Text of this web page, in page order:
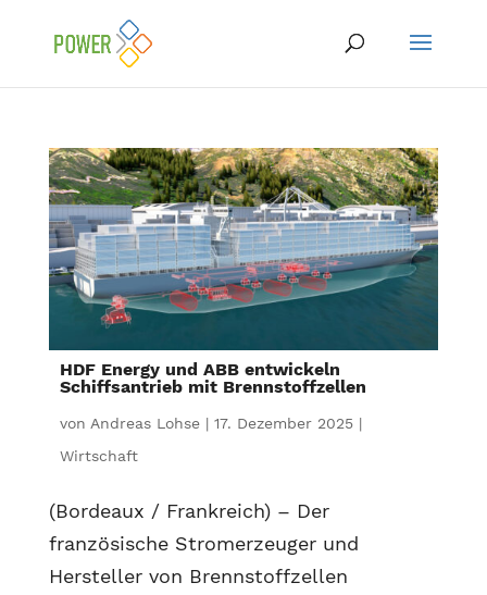
HDF Energy und ABB entwickeln
Schiffsantrieb mit Brennstoffzellen
von Andreas Lohse| 17. Dezember 2025|
Wirtschaft
(Bordeaux / Frankreich) – Der
französische Stromerzeuger und
Hersteller von Brennstoffzellen